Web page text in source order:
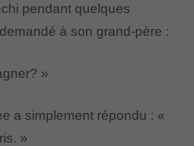
pendant quelques
à son grand-père :
»
a simplement répondu : «
»